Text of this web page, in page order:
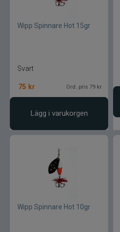
Wipp Spinnare Hot 15gr
Svart
75 kr Ord. pris 79 kr
Lägg i varukorgen
Wipp Spinnare Hot 10gr